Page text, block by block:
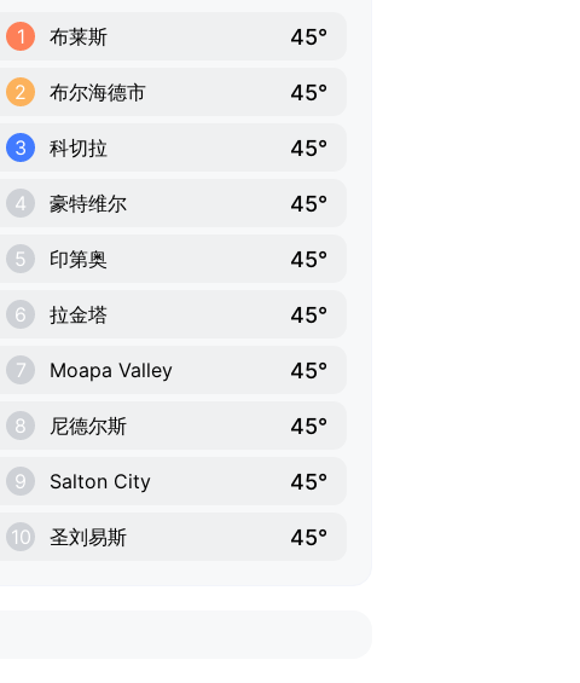
1 布莱斯 45°
2 布尔海德市 45°
3 科切拉 45°
4 豪特维尔 45°
5 印第奥 45°
6 拉金塔 45°
7 Moapa Valley 45°
8 尼德尔斯 45°
9 Salton City 45°
10 圣刘易斯 45°